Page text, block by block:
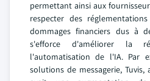
permettant ainsi aux
respecter des
dommages financiers dus à
s'efforce d'améliorer la
l'automatisation de l'IA. Par
solutions de messagerie,